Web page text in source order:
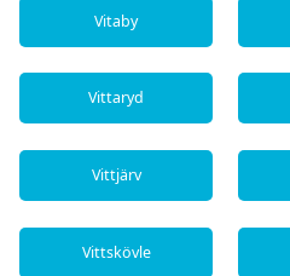
Vitaby
Vittaryd
Vittjärv
Vittskövle